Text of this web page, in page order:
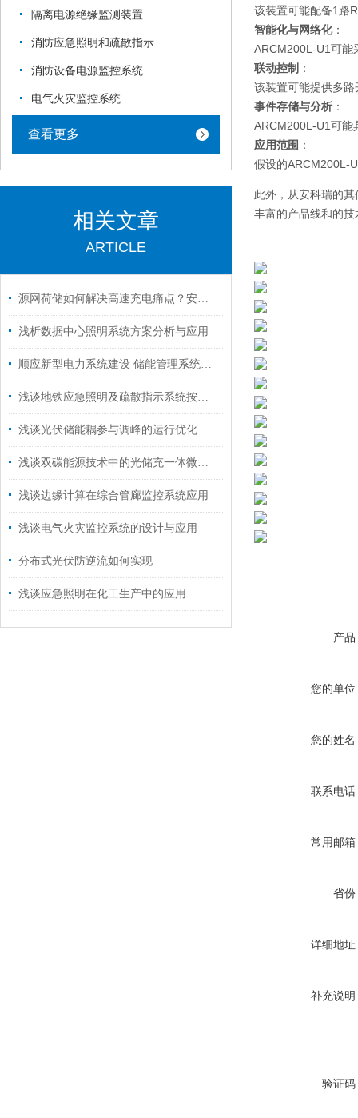
隔离电源绝缘监测装置
消防应急照明和疏散指示
消防设备电源监控系统
电气火灾监控系统
查看更多
相关文章
ARTICLE
源网荷储如何解决高速充电痛点？安科瑞方案实战应用
浅析数据中心照明系统方案分析与应用
顺应新型电力系统建设 储能管理系统实现节能降碳双增效
浅谈地铁应急照明及疏散指示系统按新国标的设计和选型
浅谈光伏储能耦参与调峰的运行优化策略
浅谈双碳能源技术中的光储充一体微电网能量系统设计与性能分析
浅谈边缘计算在综合管廊监控系统应用
浅谈电气火灾监控系统的设计与应用
分布式光伏防逆流如何实现
浅谈应急照明在化工生产中的应用
该装置可能配备1路
智能化与网络化：
ARCM200L-U1可能
联动控制 ：
该装置可能提供多
事件存储与分析 ：
ARCM200L-U1可能
应用范围 ：
假设的ARCM200L-
此外，从安科瑞的
丰富的产品线和的
产品
您的单位
您的姓名
联系电话
常用邮箱
省份
详细地址
补充说明
验证码